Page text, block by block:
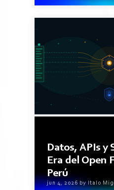
Datos, APIs y
Era del Open
Perú
jun 4, 2026 by Italo